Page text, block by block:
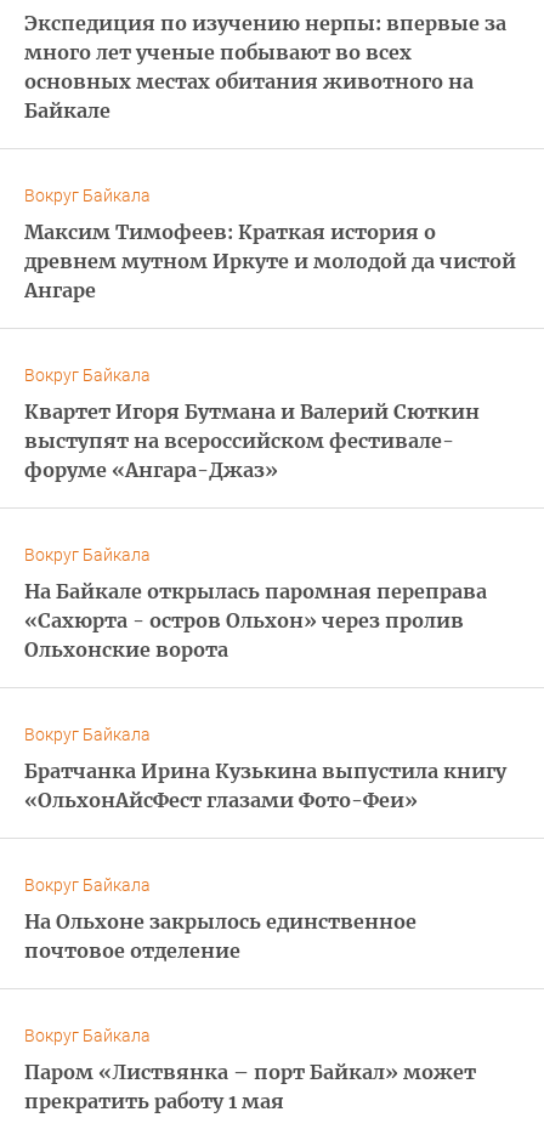
Экспедиция по изучению нерпы: впервые за
много лет ученые побывают во всех
основных местах обитания животного на
Байкале
Вокруг Байкала
Максим Тимофеев: Краткая история о
древнем мутном Иркуте и молодой да чистой
Ангаре
Вокруг Байкала
Квартет Игоря Бутмана и Валерий Сюткин
выступят на всероссийском фестивале-
форуме «Ангара-Джаз»
Вокруг Байкала
На Байкале открылась паромная переправа
«Сахюрта - остров Ольхон» через пролив
Ольхонские ворота
Вокруг Байкала
Братчанка Ирина Кузькина выпустила книгу
«ОльхонАйсФест глазами Фото-Феи»
Вокруг Байкала
На Ольхоне закрылось единственное
почтовое отделение
Вокруг Байкала
Паром «Листвянка – порт Байкал» может
прекратить работу 1 мая